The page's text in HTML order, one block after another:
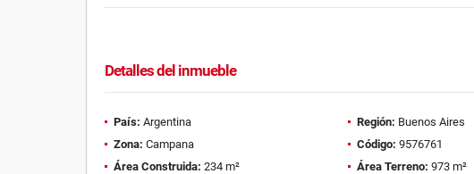
Detalles del inmueble
País: Argentina Región: Buenos Aires
Zona: Campana Código: 9576761
Área Construida: 234 m² Área Terreno: 973 m²